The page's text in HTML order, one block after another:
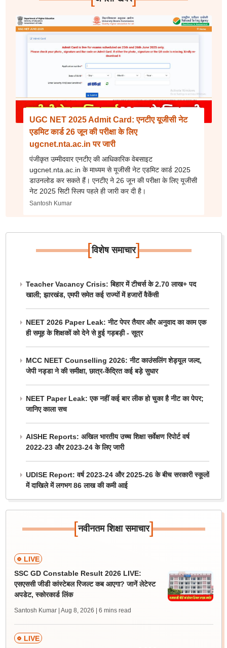
UGC NET 2025 Admit Card: एनटीए यूजीसी नेट
एडमिट कार्ड 26 जून की परीक्षा के लिए
ugcnet.nta.ac.in पर जारी
पंजीकृत उम्मीदवार एनटीए की आधिकारिक वेबसाइट
ugcnet.nta.ac.in के माध्यम से यूजीसी नेट एडमिट कार्ड 2025
डाउनलोड कर सकते हैं। एनटीए ने 26 जून की परीक्षा के लिए यूजीसी
नेट 2025 सिटी स्लिप पहले ही जारी कर दी है।
Santosh Kumar
[विशेष समाचार]
Teacher Vacancy Crisis: बिहार में टीचर्स के 2.70 लाख+ पद
खाली; झारखंड, एमपी समेत कई राज्यों में हजारों वैकेंसी
NEET 2026 Paper Leak: नीट पेपर तैयार और अनुवाद का काम एक
ही समूह के शिक्षकों को देने से हुई गड़बड़ी - सूत्र
MCC NEET Counselling 2026: नीट काउंसलिंग शेड्यूल जल्द,
जेपी नड्डा ने की समीक्षा, छात्र-केंद्रित कई बड़े सुधार
NEET Paper Leak: एक नहीं कई बार लीक हो चुका है नीट का पेपर;
जानिए काला सच
AISHE Reports: अखिल भारतीय उच्च शिक्षा सर्वेक्षण रिपोर्ट वर्ष
2022-23 और 2023-24 के लिए जारी
UDISE Report: वर्ष 2023-24 और 2025-26 के बीच सरकारी स्कूलों
में दाखिले में लगभग 86 लाख की कमी आई
[नवीनतम शिक्षा समाचार]
LIVE
SSC GD Constable Result 2026 LIVE:
एसएससी जीडी कांस्टेबल रिजल्ट कब आएगा? जानें लेटेस्ट
अपडेट, स्कोरकार्ड लिंक
Santosh Kumar | Aug 8, 2026 | 6 mins read
LIVE